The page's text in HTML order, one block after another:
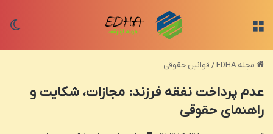
مجله EDHA / قوانین حقوقی
عدم پرداخت نفقه فرزند: مجازات، شکایت و
راهنمای حقوقی